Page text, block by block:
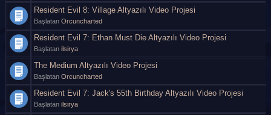
Resident Evil 8: Village Altyazılı Video Projesi
Başlatan Orcuncharted
Resident Evil 7: Ethan Must Die Altyazılı Video Projesi
Başlatan ilsirya
The Medium Altyazılı Video Projesi
Başlatan Orcuncharted
Resident Evil 7: Jack's 55th Birthday Altyazılı Video Projesi
Başlatan ilsirya